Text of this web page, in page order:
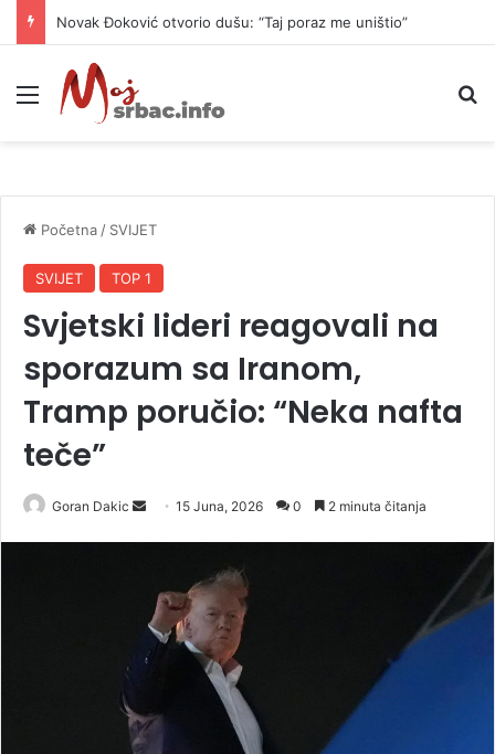
Novak Đoković otvorio dušu: “Taj poraz me uništio”
Meni
Početna / SVIJET
SVIJET TOP 1
Svjetski lideri reagovali na
sporazum sa Iranom,
Tramp poručio: “Neka nafta
teče”
Goran Dakic
a
n
e
a
15 Juna, 2026 0 2 minuta čitanja